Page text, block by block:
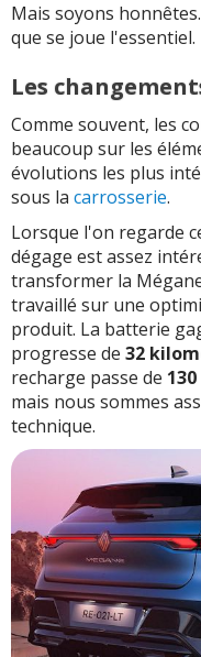
Mais soyons
que se joue l'essentiel.
Les
Comme souvent, les
beaucoup sur les
évolutions les plus
sous la carrosserie.
Lorsque l'on regarde
dégage est assez
transformer la
travaillé sur une
produit. La batterie
progresse de 32
recharge passe de
mais nous sommes
technique.